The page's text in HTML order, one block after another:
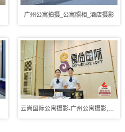
广州公寓拍摄_公寓照相_酒店摄影